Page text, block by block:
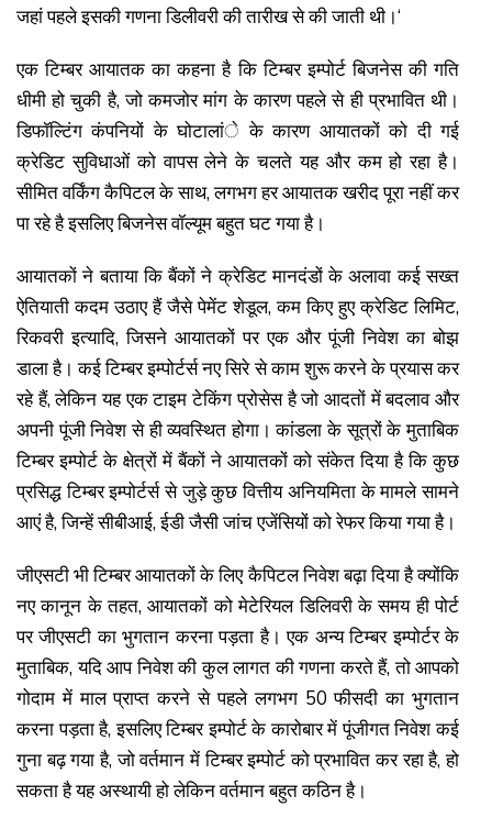
जहां पहले इसकी गणना डिलीवरी की तारीख से की जाती थी।‘
एक टिम्बर आयातक का कहना है कि टिम्बर इम्पोर्ट बिजनेस की गति
धीमी हो चुकी है, जो कमजोर मांग के कारण पहले से ही प्रभावित थी।
डिफॉल्टिंग कंपनियों के घोटालांे के कारण आयातकों को दी गई
क्रेडिट सुविधाओं को वापस लेने के चलते यह और कम हो रहा है।
सीमित वर्किंग कैपिटल के साथ, लगभग हर आयातक खरीद पूरा नहीं कर
पा रहे है इसलिए बिजनेस वॉल्यूम बहुत घट गया है।
आयातकों ने बताया कि बैंकों ने क्रेडिट मानदंडों के अलावा कई सख्त
ऐतियाती कदम उठाए हैं जैसे पेमेंट शेडूल, कम किए हुए क्रेडिट लिमिट,
रिकवरी इत्यादि, जिसने आयातकों पर एक और पूंजी निवेश का बोझ
डाला है। कई टिम्बर इम्पोर्टर्स नए सिरे से काम शुरू करने के प्रयास कर
रहे हैं, लेकिन यह एक टाइम टेकिंग प्रोसेस है जो आदतों में बदलाव और
अपनी पूंजी निवेश से ही व्यवस्थित होगा। कांडला के सूत्रों के मुताबिक
टिम्बर इम्पोर्ट के क्षेत्रों में बैंकों ने आयातकों को संकेत दिया है कि कुछ
प्रसिद्ध टिम्बर इम्पोर्टर्स से जुड़े कुछ वित्तीय अनियमिता के मामले सामने
आएं है, जिन्हें सीबीआई, ईडी जैसी जांच एजेंसियों को रेफर किया गया है।
जीएसटी भी टिम्बर आयातकों के लिए कैपिटल निवेश बढ़ा दिया है क्योंकि
नए कानून के तहत, आयातकों को मेटेरियल डिलिवरी के समय ही पोर्ट
पर जीएसटी का भुगतान करना पड़ता है। एक अन्य टिम्बर इम्पोर्टर के
मुताबिक, यदि आप निवेश की कुल लागत की गणना करते हैं, तो आपको
गोदाम में माल प्राप्त करने से पहले लगभग 50 फीसदी का भुगतान
करना पड़ता है, इसलिए टिम्बर इम्पोर्ट के कारोबार में पूंजीगत निवेश कई
गुना बढ़ गया है, जो वर्तमान में टिम्बर इम्पोर्ट को प्रभावित कर रहा है, हो
सकता है यह अस्थायी हो लेकिन वर्तमान बहुत कठिन है।